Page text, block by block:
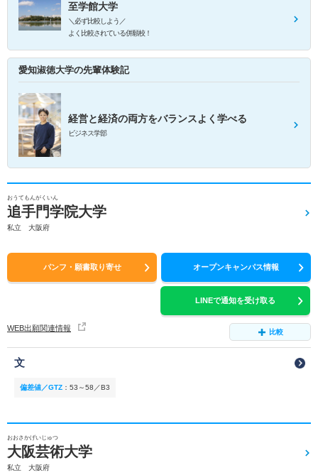
至学館大学
＼必ず比較しよう／
よく比較されている併願校！
愛知淑徳大学の先輩体験記
経営と経済の両方をバランスよく学べる
ビジネス学部
おうてもんがくいん
追手門学院大学
私立 大阪府
パンフ・願書取り寄せ オープンキャンパス情報
LINEで通知を受け取る
WEB出願関連情報 比較
文
偏差値／GTZ ： 53～58／B3
おおさかげいじゅつ
大阪芸術大学
私立 大阪府